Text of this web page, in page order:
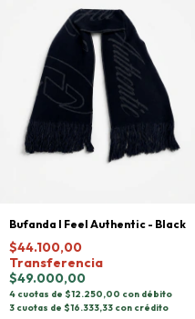
Bufanda I Feel Authentic - Black
$44.100,00
Transferencia
$49.000,00
4 cuotas de $12.250,00 con débito
3 cuotas de $16.333,33 con crédito